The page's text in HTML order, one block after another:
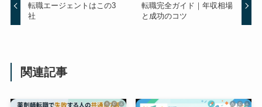
転職エージェントはこの3
社
転職完全ガイド｜年収相場
と成功のコツ
関連記事